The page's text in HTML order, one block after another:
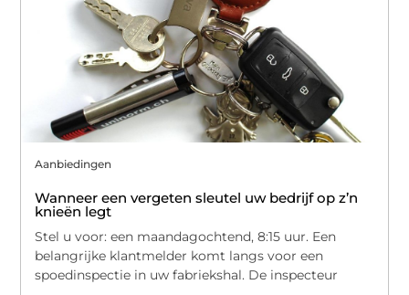
Aanbiedingen
Wanneer een vergeten sleutel uw bedrijf op z’n
knieën legt
Stel u voor: een maandagochtend, 8:15 uur. Een
belangrijke klantmelder komt langs voor een
spoedinspectie in uw fabriekshal. De inspecteur